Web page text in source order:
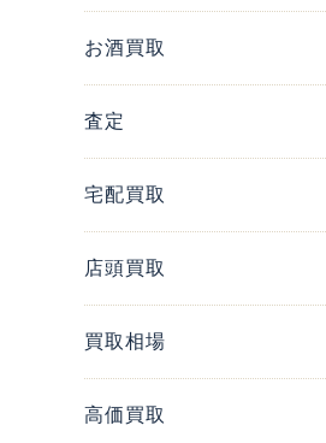
お酒買取
査定
宅配買取
店頭買取
買取相場
高価買取